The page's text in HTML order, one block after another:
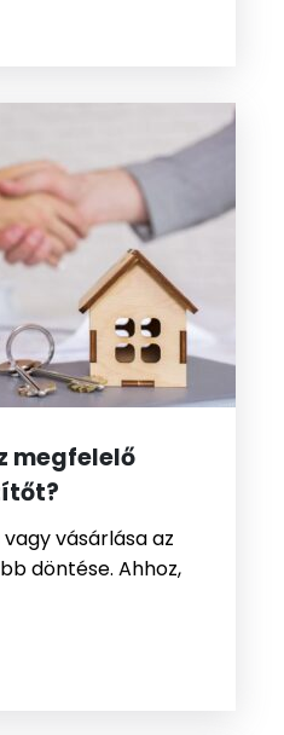
megfelelő
vásárlása az
döntése. Ahhoz,